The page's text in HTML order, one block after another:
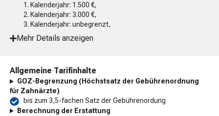
1. Kalenderjahr: 1.500 €,
2. Kalenderjahr: 3.000 €,
3. Kalenderjahr: unbegrenzt,
Mehr Details anzeigen
Allgemeine Tarifinhalte
GOZ-Begrenzung (Höchstsatz der Gebührenordnung
für Zahnärzte)
bis zum 3,5-fachen Satz der Gebührenordung
Berechnung der Erstattung